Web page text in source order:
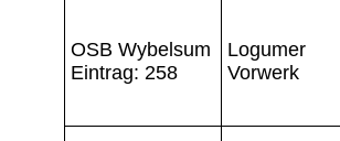
OSB Wybelsum
Eintrag: 258
Logumer
Vorwerk